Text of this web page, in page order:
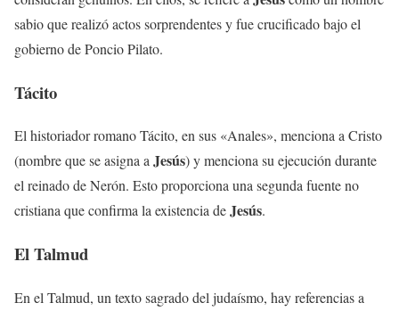
sabio que realizó actos sorprendentes y fue crucificado bajo el
gobierno de Poncio Pilato.
Tácito
El historiador romano Tácito, en sus «Anales», menciona a Cristo
(nombre que se asigna aJesús) y menciona su ejecución durante
el reinado de Nerón. Esto proporciona una segunda fuente no
cristiana que confirma la existencia deJesús.
El Talmud
En el Talmud, un texto sagrado del judaísmo, hay referencias a